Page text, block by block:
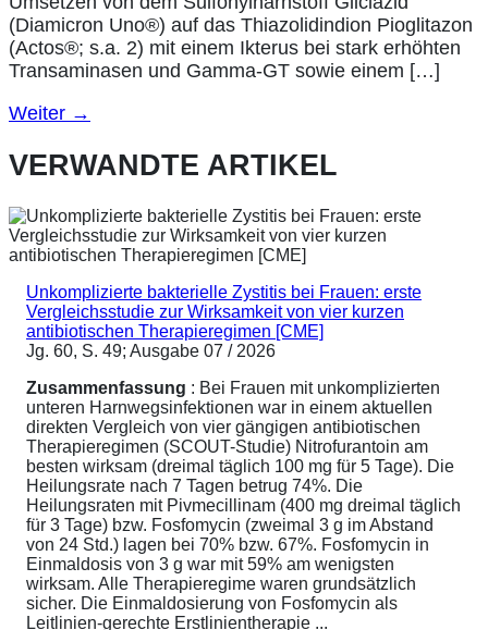
(Diamicron Uno®) auf das Thiazolidindion Pioglitazon
(Actos®; s.a. 2) mit einem Ikterus bei stark erhöhten
Transaminasen und Gamma-GT sowie einem […]
Weiter →
VERWANDTE ARTIKEL
Unkomplizierte bakterielle Zystitis bei Frauen: erste
Vergleichsstudie zur Wirksamkeit von vier kurzen
antibiotischen Therapieregimen [CME]
Jg. 60, S. 49; Ausgabe 07 / 2026
Zusammenfassung : Bei Frauen mit unkomplizierten
unteren Harnwegsinfektionen war in einem aktuellen
direkten Vergleich von vier gängigen antibiotischen
Therapieregimen (SCOUT-Studie) Nitrofurantoin am
besten wirksam (dreimal täglich 100 mg für 5 Tage). Die
Heilungsrate nach 7 Tagen betrug 74%. Die
Heilungsraten mit Pivmecillinam (400 mg dreimal täglich
für 3 Tage) bzw. Fosfomycin (zweimal 3 g im Abstand
von 24 Std.) lagen bei 70% bzw. 67%. Fosfomycin in
Einmaldosis von 3 g war mit 59% am wenigsten
wirksam. Alle Therapieregime waren grundsätzlich
sicher. Die Einmaldosierung von Fosfomycin als
Leitlinien-gerechte Erstlinientherapie ...